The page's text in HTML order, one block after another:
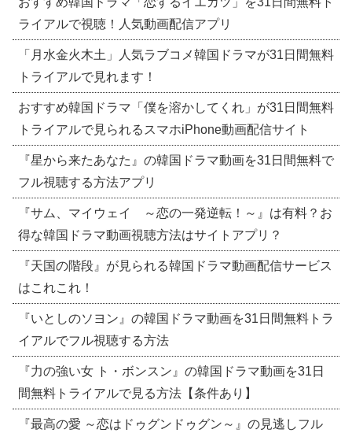
ライアルで視聴！人気動画配信アプリ
「月水金火木土」人気ラブコメ韓国ドラマが31日間無料
トライアルで見れます！
おすすめ韓国ドラマ「僕を溶かしてくれ」が31日間無料
トライアルで見られるスマホiPhone動画配信サイト
『星から来たあなた』の韓国ドラマ動画を31日間無料で
フル視聴する方法アプリ
『サム、マイウェイ ～恋の一発逆転！～』は有料？お
得な韓国ドラマ動画視聴方法はサイトアプリ？
『天国の階段』が見られる韓国ドラマ動画配信サービス
はこれこれ！
『いとしのソヨン』の韓国ドラマ動画を31日間無料トラ
イアルでフル視聴する方法
『力の強い女 ト・ボンスン』の韓国ドラマ動画を31日
間無料トライアルで見る方法【条件あり】
『最高の愛 ～恋はドゥグンドゥグン～』の見逃しフル